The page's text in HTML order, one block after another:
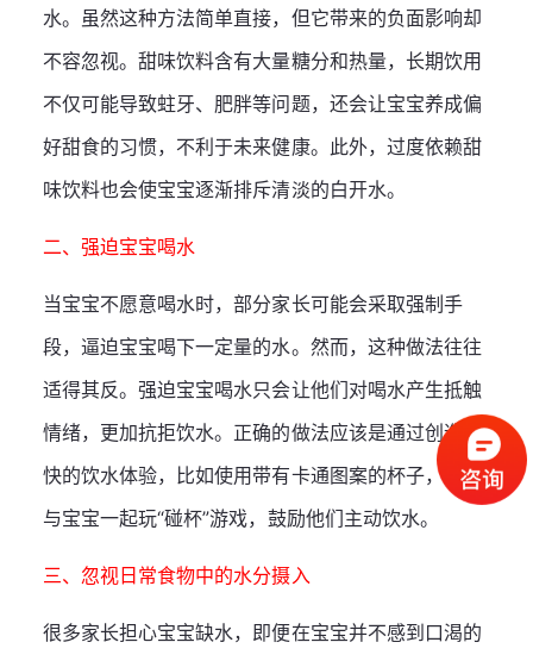
水。虽然这种方法简单直接，但它带来的负面影响却
不容忽视。甜味饮料含有大量糖分和热量，长期饮用
不仅可能导致蛀牙、肥胖等问题，还会让宝宝养成偏
好甜食的习惯，不利于未来健康。此外，过度依赖甜
味饮料也会使宝宝逐渐排斥清淡的白开水。
二、强迫宝宝喝水
当宝宝不愿意喝水时，部分家长可能会采取强制手
段，逼迫宝宝喝下一定量的水。然而，这种做法往往
适得其反。强迫宝宝喝水只会让他们对喝水产生抵触
情绪，更加抗拒饮水。正确的做法应该是通过创造愉
快的饮水体验，比如使用带有卡通图案的杯子，或是
与宝宝一起玩“碰杯”游戏，鼓励他们主动饮水。
三、忽视日常食物中的水分摄入
很多家长担心宝宝缺水，即便在宝宝并不感到口渴的